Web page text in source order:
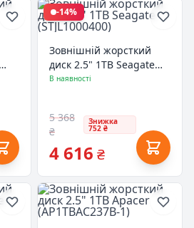
-14%
Зовнішній жорсткий
диск 2.5" 1TB Seagate
(STJL1000400)
В наявності
5 368
₴
Знижка
752 ₴
4 616 ₴